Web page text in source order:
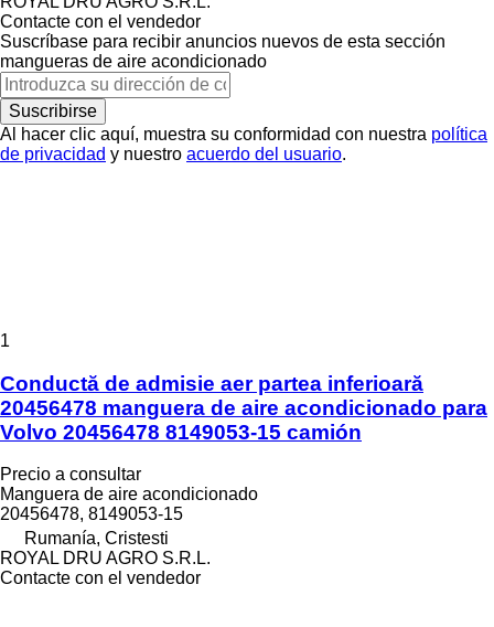
Contacte con el vendedor
Suscríbase para recibir anuncios nuevos de esta sección
mangueras de aire acondicionado
Suscribirse
Al hacer clic aquí, muestra su conformidad con nuestra política
de privacidad y nuestro acuerdo del usuario.
1
Conductă de admisie aer partea inferioară
20456478 manguera de aire acondicionado para
Volvo 20456478 8149053-15 camión
Precio a consultar
Manguera de aire acondicionado
20456478, 8149053-15
Rumanía, Cristesti
ROYAL DRU AGRO S.R.L.
Contacte con el vendedor